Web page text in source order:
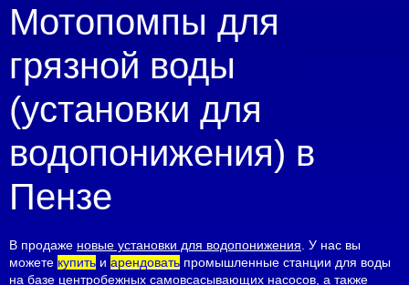
Мотопомпы для
грязной воды
(установки для
водопонижения) в
Пензе
В продаже новые установки для водопонижения . У нас вы
можете купить и арендовать промышленные станции для воды
на базе центробежных самовсасывающих насосов , а также